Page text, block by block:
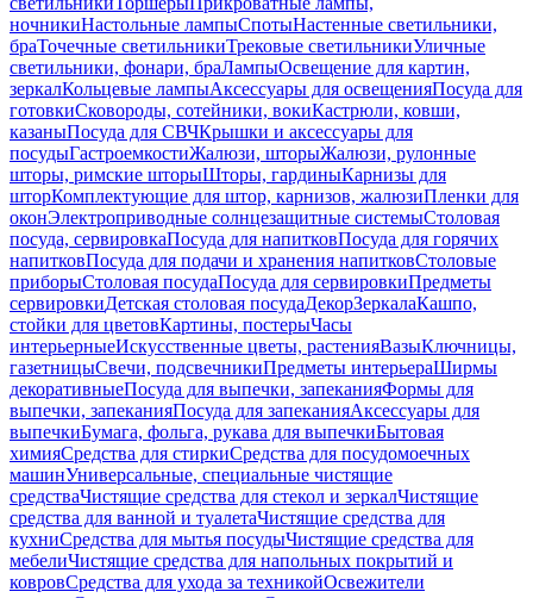
ночникиНастольные лампыСпотыНастенные светильники,
браТочечные светильникиТрековые светильникиУличные
светильники, фонари, браЛампыОсвещение для картин,
зеркалКольцевые лампыАксессуары для освещенияПосуда для
готовкиСковороды, сотейники, вокиКастрюли, ковши,
казаныПосуда для СВЧКрышки и аксессуары для
посудыГастроемкостиЖалюзи, шторыЖалюзи, рулонные
шторы, римские шторыШторы, гардиныКарнизы для
шторКомплектующие для штор, карнизов, жалюзиПленки для
оконЭлектроприводные солнцезащитные системыСтоловая
посуда, сервировкаПосуда для напитковПосуда для горячих
напитковПосуда для подачи и хранения напитковСтоловые
приборыСтоловая посудаПосуда для сервировкиПредметы
сервировкиДетская столовая посудаДекорЗеркалаКашпо,
стойки для цветовКартины, постерыЧасы
интерьерныеИскусственные цветы, растенияВазыКлючницы,
газетницыСвечи, подсвечникиПредметы интерьераШирмы
декоративныеПосуда для выпечки, запеканияФормы для
выпечки, запеканияПосуда для запеканияАксессуары для
выпечкиБумага, фольга, рукава для выпечкиБытовая
химияСредства для стиркиСредства для посудомоечных
машинУниверсальные, специальные чистящие
средстваЧистящие средства для стекол и зеркалЧистящие
средства для ванной и туалетаЧистящие средства для
кухниСредства для мытья посудыЧистящие средства для
мебелиЧистящие средства для напольных покрытий и
ковровСредства для ухода за техникойОсвежители